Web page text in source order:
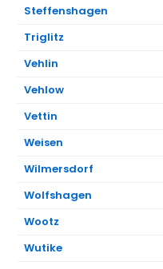
Steffenshagen
Triglitz
Vehlin
Vehlow
Vettin
Weisen
Wilmersdorf
Wolfshagen
Wootz
Wutike